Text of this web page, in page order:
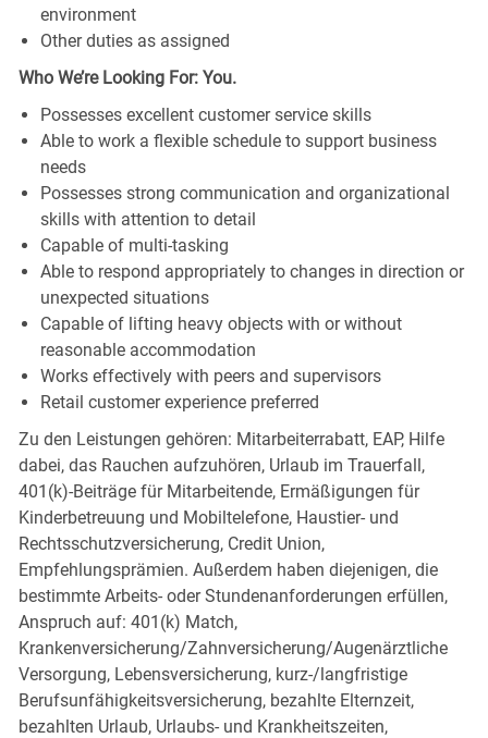
environment
Other duties as assigned
Who We’re Looking For: You.
Possesses excellent customer service skills
Able to work a flexible schedule to support business
needs
Possesses strong communication and organizational
skills with attention to detail
Capable of multi-tasking
Able to respond appropriately to changes in direction or
unexpected situations
Capable of lifting heavy objects with or without
reasonable accommodation
Works effectively with peers and supervisors
Retail customer experience preferred
Zu den Leistungen gehören: Mitarbeiterrabatt, EAP, Hilfe
dabei, das Rauchen aufzuhören, Urlaub im Trauerfall,
401(k)-Beiträge für Mitarbeitende, Ermäßigungen für
Kinderbetreuung und Mobiltelefone, Haustier- und
Rechtsschutzversicherung, Credit Union,
Empfehlungsprämien. Außerdem haben diejenigen, die
bestimmte Arbeits- oder Stundenanforderungen erfüllen,
Anspruch auf: 401(k) Match,
Krankenversicherung/Zahnversicherung/Augenärztliche
Versorgung, Lebensversicherung, kurz-/langfristige
Berufsunfähigkeitsversicherung, bezahlte Elternzeit,
bezahlten Urlaub, Urlaubs- und Krankheitszeiten,